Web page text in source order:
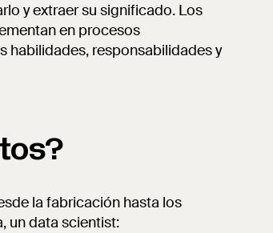
y extraer su significado. Los
en procesos
habilidades, responsabilidades y
la fabricación hasta los
un data scientist: